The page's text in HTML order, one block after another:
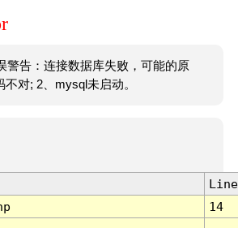
警告：连接数据库失败，可能的原
对; 2、mysql未启动。
Line
14